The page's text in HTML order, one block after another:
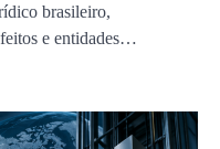
brasileiro,
e entidades…